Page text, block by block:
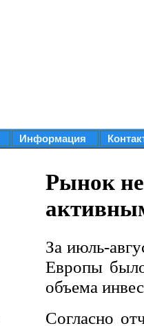
Информация
Рынок
За июль-
Европы
объема
Согласно